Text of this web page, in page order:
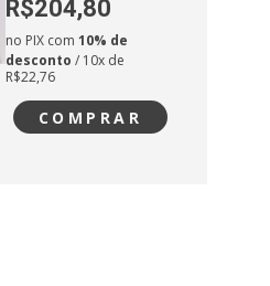
R$204,80
no PIX com 10% de
desconto / 10x de
R$22,76
COMPRAR